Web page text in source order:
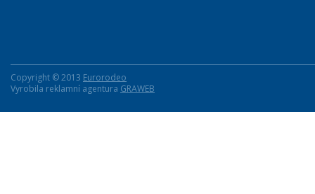
Copyright © 2013 Eurorodeo
Vyrobila reklamní agentura GRAWEB